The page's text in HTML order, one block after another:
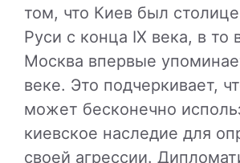
том, что Киев был
Руси с конца IX века, в то
Москва впервые
веке. Это подчеркивает,
может бесконечно
киевское наследие для
своей агрессии.